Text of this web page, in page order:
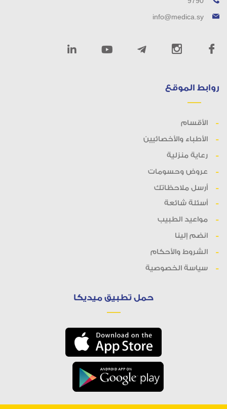
info@medica.sy
روابط الموقع
الأقسام
الأطباء والأخصائيين
رعاية منزلية
عروض وحسومات
أرسل ملاحظاتك
أسئلة شائعة
مواعيد الطبيب
انضم إلينا
الشروط والأحكام
سياسة الخصوصية
حمل تطبيق ميديكا